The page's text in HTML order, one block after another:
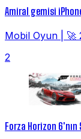
Amiral gemisi
Mobil Oyun
🚀
2
Forza Horizon